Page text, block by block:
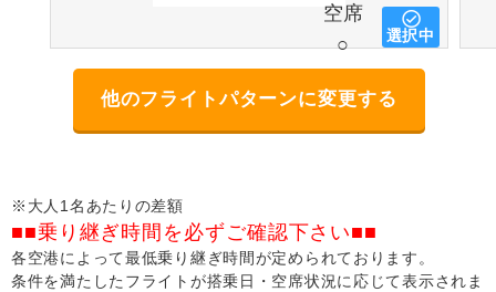
空席
○
選択中
他のフライトパターンに変更する
※大人1名あたりの差額
■■乗り継ぎ時間を必ずご確認下さい■■
各空港によって最低乗り継ぎ時間が定められております。
条件を満たしたフライトが搭乗日・空席状況に応じて表示されま